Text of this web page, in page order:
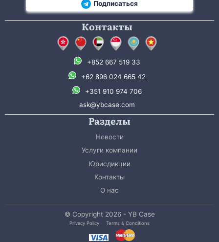
Подписаться
Контакты
+852 667 519 33
+62 896 024 665 42
+351 910 974 706
ask@ybcase.com
Разделы
Новости
Услуги компании
Юрисдикции
Контакты
О нас
© Copyright 2026 - YB Case
Privacy Policy Terms & Conditions